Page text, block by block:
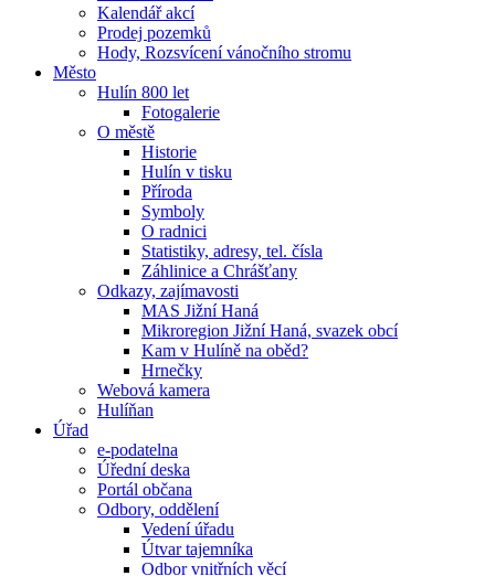
Kalendář akcí
Prodej pozemků
Hody, Rozsvícení vánočního stromu
Město
Hulín 800 let
Fotogalerie
O městě
Historie
Hulín v tisku
Příroda
Symboly
O radnici
Statistiky, adresy, tel. čísla
Záhlinice a Chrášťany
Odkazy, zajímavosti
MAS Jižní Haná
Mikroregion Jižní Haná, svazek obcí
Kam v Hulíně na oběd?
Hrnečky
Webová kamera
Hulíňan
Úřad
e-podatelna
Úřední deska
Portál občana
Odbory, oddělení
Vedení úřadu
Útvar tajemníka
Odbor vnitřních věcí